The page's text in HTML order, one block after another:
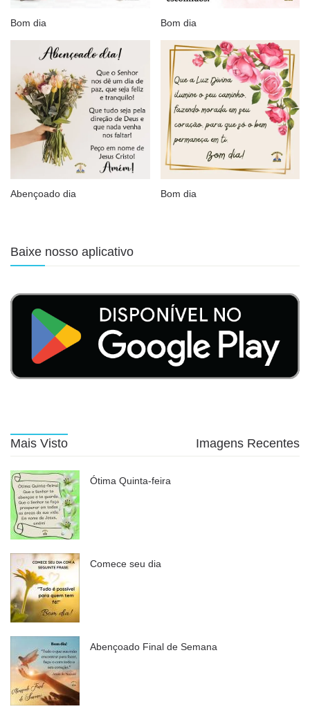
Bom dia Bom dia
Abençoado dia Bom dia
Baixe nosso aplicativo
Mais Visto Imagens Recentes
Ótima Quinta-feira
Comece seu dia
Abençoado Final de Semana